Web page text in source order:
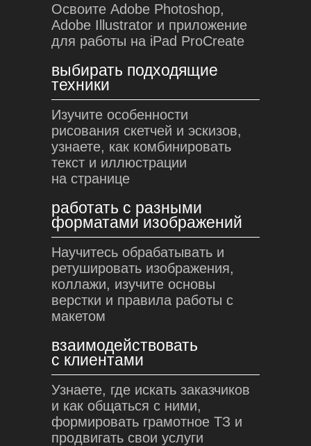
работать с разными
форматами изображений
Научитесь обрабатывать и
ретушировать изображения,
коллажи, изучите основы
верстки и правила работы с
макетом
Освоите Adobe Photoshop,
Adobe Illustrator и приложение
для работы на iPad ProCreate
взаимодействовать
с клиентами
Узнаете, где искать заказчиков
и как общаться с ними,
формировать грамотное ТЗ и
продвигать свои услуги
Изучите особенности
рисования скетчей и эскизов,
узнаете, как комбинировать
текст и иллюстрации
на странице
выбирать подходящие
техники